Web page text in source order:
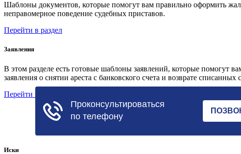
Шаблоны документов, которые помогут вам правильно оформить
неправомерное поведение судебных приставов.
Перейти в раздел
Заявления
В этом разделе есть готовые шаблоны заявлений, которые помогут
заявления о снятии ареста с банковского счета и возврате
Перейти в раздел
Иски